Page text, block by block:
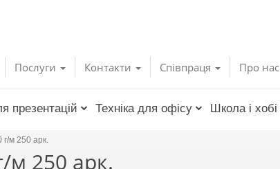
Послуги Контакти Співпраця Про нас
презентацій Техніка для офісу Школа і хобі
г/м 250 арк.
м 250 арк.